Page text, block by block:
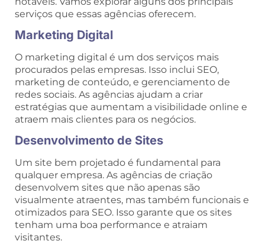
serviços que essas agências oferecem.
Marketing Digital
O marketing digital é um dos serviços mais
procurados pelas empresas. Isso inclui SEO,
marketing de conteúdo, e gerenciamento de
redes sociais. As agências ajudam a criar
estratégias que aumentam a visibilidade online e
atraem mais clientes para os negócios.
Desenvolvimento de Sites
Um site bem projetado é fundamental para
qualquer empresa. As agências de criação
desenvolvem sites que não apenas são
visualmente atraentes, mas também funcionais e
otimizados para SEO. Isso garante que os sites
tenham uma boa performance e atraiam
visitantes.